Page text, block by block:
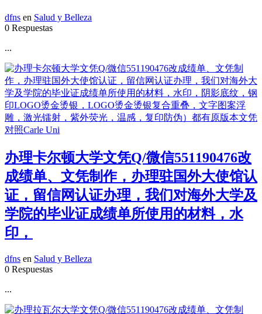
dfns en Salud y Belleza
0 Respuestas
...
办理卡尔顿大学文凭Q/微信551190476改
成绩单、文凭制作，办理驻国外大使馆认
证，留信网认证办理，我们对海外大学及
学院的毕业证成绩单所使用的材料，水
印，
dfns en Salud y Belleza
0 Respuestas
...